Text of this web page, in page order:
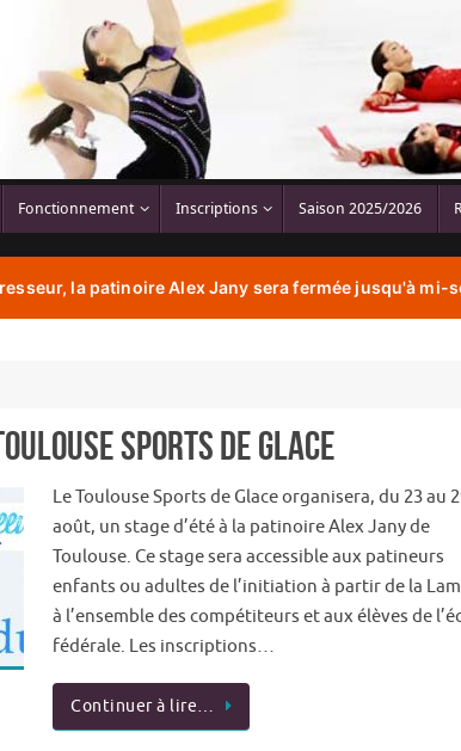
Fonctionnement Inscriptions Saison 2025/2026
la patinoire Alex Jany sera fermée jusqu'à mi-
Sports de Glace
Le Toulouse Sports de Glace organisera, du 23 au
août, un stage d’été à la patinoire Alex Jany de
Toulouse. Ce stage sera accessible aux patineurs
enfants ou adultes de l’initiation à partir de la
à l’ensemble des compétiteurs et aux élèves de
fédérale. Les inscriptions…
Continuer à lire…